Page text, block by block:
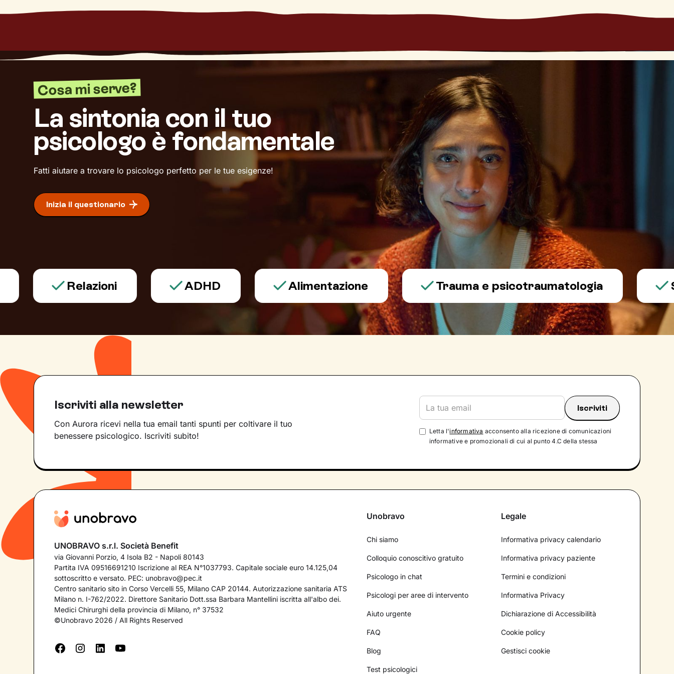
Cosa mi serve?
La sintonia con il tuo
psicologo è fondamentale
Fatti aiutare a trovare lo psicologo perfetto per le tue esigenze!
Inizia il questionario
Relazioni ADHD Alimentazione Trauma e psicotraumatologia
Iscriviti alla newsletter
Con Aurora ricevi nella tua email tanti spunti per coltivare il tuo
benessere psicologico. Iscriviti subito!
Letta l'informativa acconsento alla ricezione di comunicazioni
informative e promozionali di cui al punto 4.C della stessa
UNOBRAVO s.r.l. Società Benefit
via Giovanni Porzio, 4 Isola B2 - Napoli 80143
Partita IVA 09516691210 Iscrizione al REA N°1037793. Capitale sociale euro 14.125,04
sottoscritto e versato. PEC: unobravo@pec.it
Centro sanitario sito in Corso Vercelli 55, Milano CAP 20144. Autorizzazione sanitaria ATS
Milano n. I-762/2022. Direttore Sanitario Dott.ssa Barbara Mantellini iscritta all'albo dei.
Medici Chirurghi della provincia di Milano, n° 37532
©Unobravo 2026 / All Rights Reserved
Unobravo
Chi siamo
Colloquio conoscitivo gratuito
Psicologo in chat
Psicologi per aree di intervento
Aiuto urgente
FAQ
Blog
Test psicologici
Legale
Informativa privacy calendario
Informativa privacy paziente
Termini e condizioni
Informativa Privacy
Dichiarazione di Accessibilità
Cookie policy
Gestisci cookie